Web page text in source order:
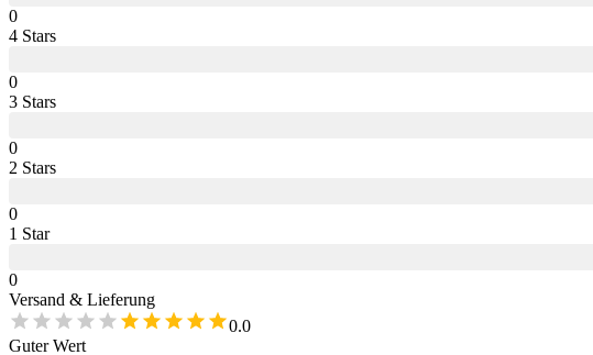
0
4 Stars
0
3 Stars
0
2 Stars
0
1 Star
0
Versand & Lieferung
0.0
Guter Wert